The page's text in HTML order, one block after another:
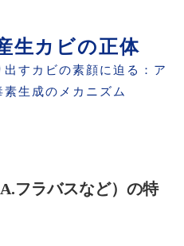
生カビの正体
すカビの素顔に迫る：ア
生成のメカニズム
フラバスなど）の特